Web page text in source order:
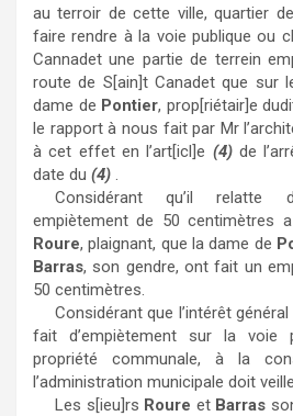
au terroir de cette ville, quartier
faire rendre à la voie publique ou
Cannadet une partie de terrein
route de S[ain]t Canadet que sur
dame de Pontier, prop[riétair]e
le rapport à nous fait par Mr
à cet effet en l’art[icl]e (4) de
date du (4)
Considérant qu’il relatte
empiètement de 50 centimètres
Roure, plaignant, que la dame de
Barras, son gendre, ont fait un
50 centimètres.
Considérant que l’intérêt
fait d’empiètement sur la voie
propriété communale, à la
l’administration municipale doit
Les s[ieu]rs Roure et Barras